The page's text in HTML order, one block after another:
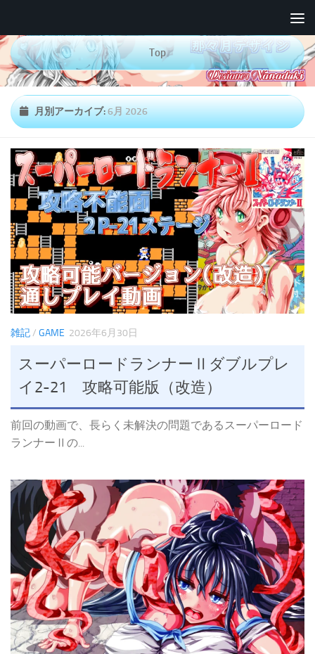
Top
月別アーカイブ:6月 2026
雑記/ GAME 2026年6月30日
スーパーロードランナーⅡダブルプレ
イ2-21 攻略可能版（改造）
前回の動画で、長らく未解決の問題であるスーパーロード
ランナーⅡの...